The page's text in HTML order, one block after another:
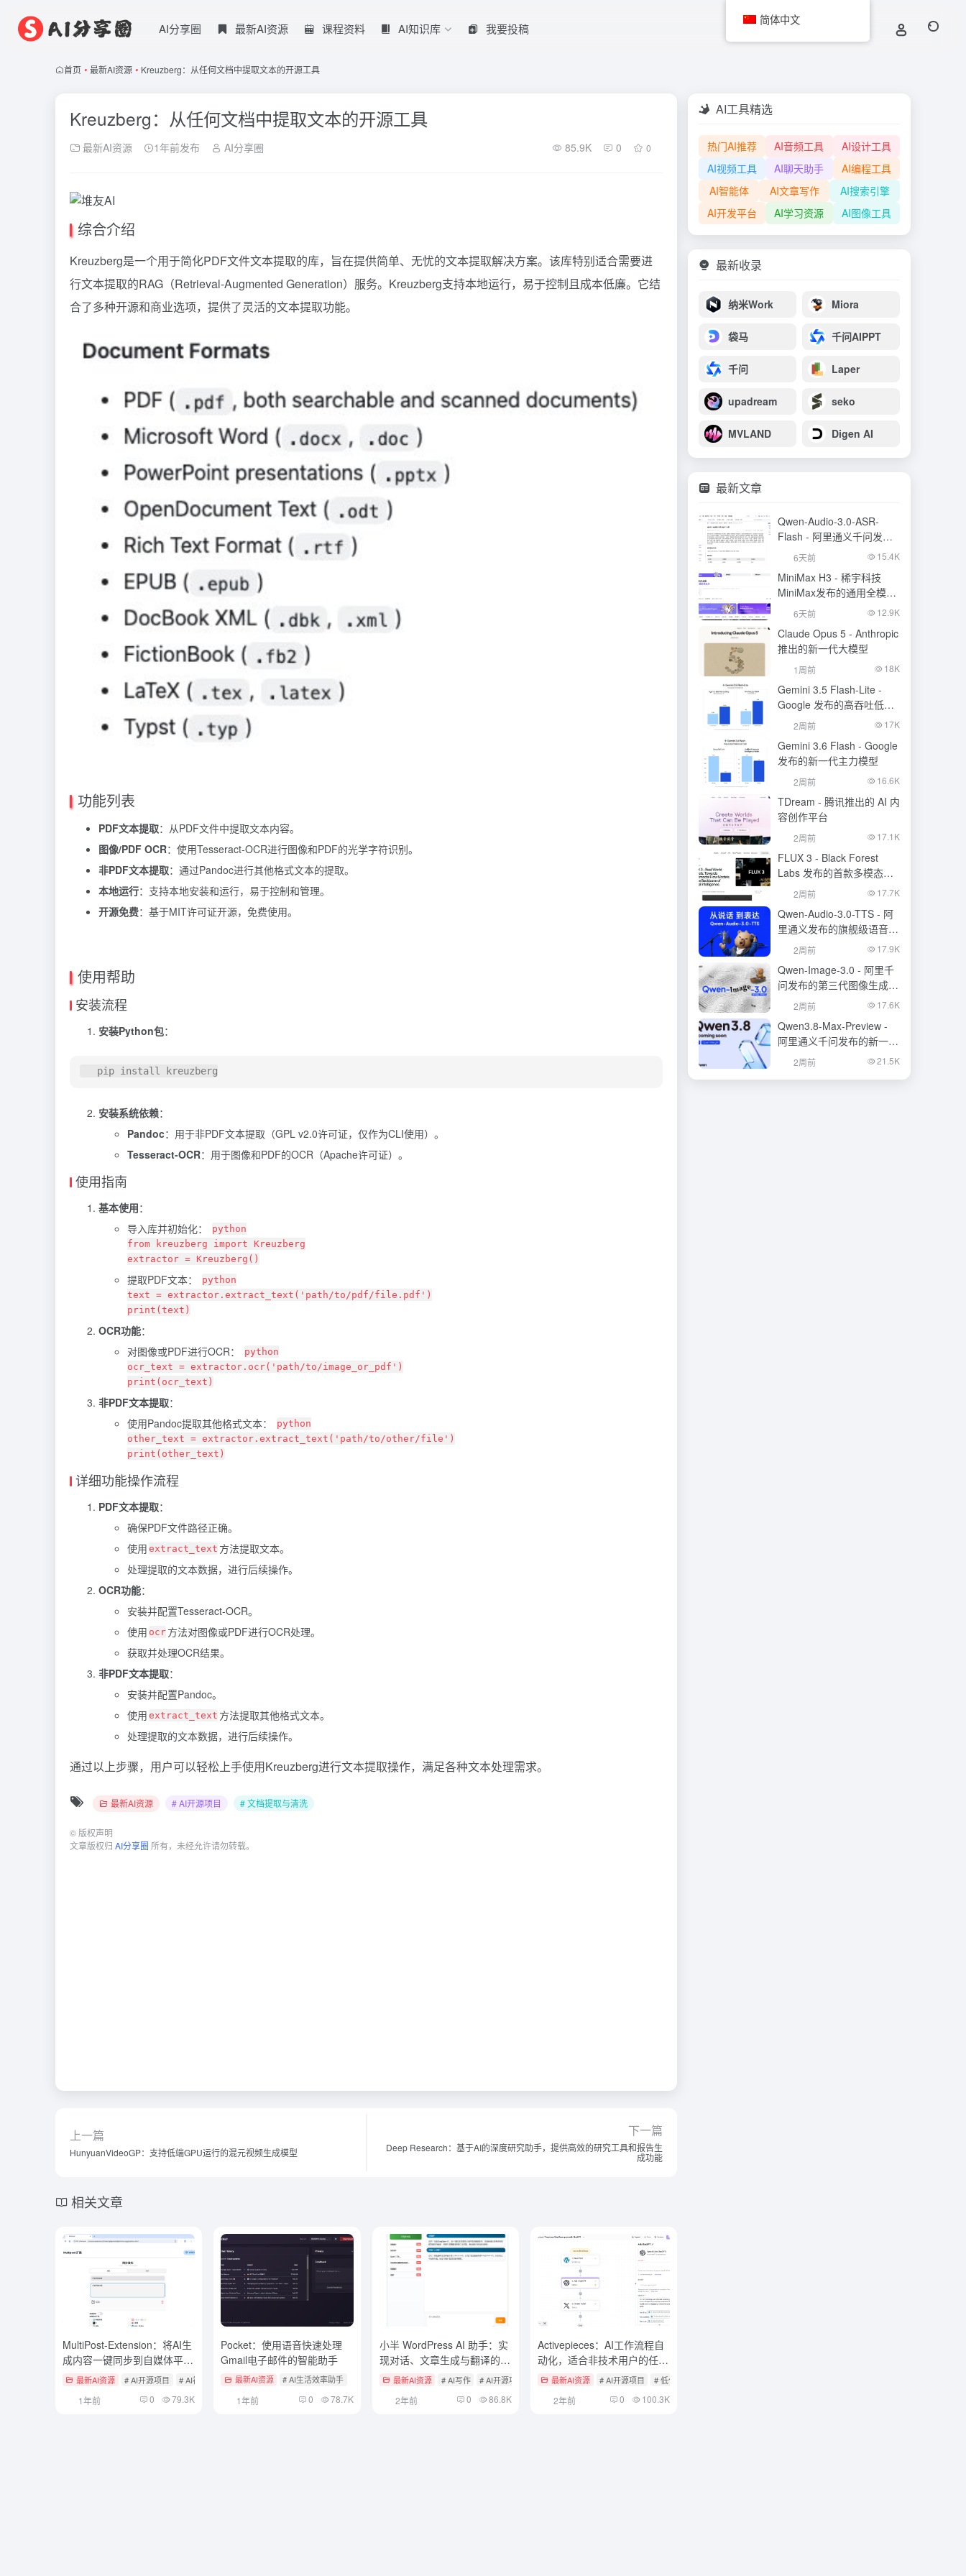
AI分享圈 最新AI资源 课程资料 AI知识库 我要投稿
首页 • 最新AI资源 • Kreuzberg：从任何文档中提取文本的开源工具
Kreuzberg：从任何文档中提取文本的开源工具
最新AI资源 1年前发布 AI分享圈 85.9K 0 0
综合介绍
Kreuzberg是一个用于简化PDF文件文本提取的库，旨在提供简单、无忧的文本提取解决方案。该库特别适合需要进
行文本提取的RAG（Retrieval-Augmented Generation）服务。Kreuzberg支持本地运行，易于控制且成本低廉。它结
合了多种开源和商业选项，提供了灵活的文本提取功能。
功能列表
PDF文本提取：从PDF文件中提取文本内容。
图像/PDF OCR：使用Tesseract-OCR进行图像和PDF的光学字符识别。
非PDF文本提取：通过Pandoc进行其他格式文本的提取。
本地运行：支持本地安装和运行，易于控制和管理。
开源免费：基于MIT许可证开源，免费使用。
使用帮助
安装流程
安装Python包：
安装系统依赖：
Pandoc：用于非PDF文本提取（GPL v2.0许可证，仅作为CLI使用）。
Tesseract-OCR：用于图像和PDF的OCR（Apache许可证）。
使用指南
基本使用：
导入库并初始化：
python
from kreuzberg import Kreuzberg
extractor = Kreuzberg()
提取PDF文本：
python
text = extractor.extract_text('path/to/pdf/file.pdf')
print(text)
OCR功能：
对图像或PDF进行OCR：
python
ocr_text = extractor.ocr('path/to/image_or_pdf')
print(ocr_text)
非PDF文本提取：
使用Pandoc提取其他格式文本：
python
other_text = extractor.extract_text('path/to/other/file')
print(other_text)
详细功能操作流程
PDF文本提取：
确保PDF文件路径正确。
使用 extract_text 方法提取文本。
处理提取的文本数据，进行后续操作。
OCR功能：
安装并配置Tesseract-OCR。
使用 ocr 方法对图像或PDF进行OCR处理。
获取并处理OCR结果。
非PDF文本提取：
安装并配置Pandoc。
使用 extract_text 方法提取其他格式文本。
处理提取的文本数据，进行后续操作。
通过以上步骤，用户可以轻松上手使用Kreuzberg进行文本提取操作，满足各种文本处理需求。
最新AI资源 # AI开源项目 # 文档提取与清洗
© 版权声明
文章版权归 AI分享圈 所有，未经允许请勿转载。
上一篇
HunyuanVideoGP：支持低端GPU运行的混元视频生成模型
下一篇
Deep Research：基于AI的深度研究助手，提供高效的研究工具和报告生
成功能
相关文章
MultiPost-Extension：将AI生
成内容一键同步到自媒体平台
的浏览器扩展
最新AI资源 # AI开源项目 # AI社交媒体
1年前 0 79.3K
Pocket：使用语音快速处理
Gmail电子邮件的智能助手
最新AI资源 # AI生活效率助手
1年前 0 78.7K
小半 WordPress AI 助手：实
现对话、文章生成与翻译的
WordPress AI助手插件
最新AI资源 # AI写作 # AI开源项目
2年前 0 86.8K
Activepieces：AI工作流程自
动化，适合非技术用户的任务
编排工具，开源Zapier替代品
最新AI资源 # AI开源项目 # 低代码工作流
2年前 0 100.3K
AI工具精选
热门AI推荐 AI音频工具
AI设计工具
AI视频工具
AI聊天助手
AI编程工具
AI智能体
AI文章写作
AI搜索引擎
AI开发平台
AI学习资源 AI图像工具
最新收录
纳米Work Miora
袋马 千问AIPPT
千问 Laper
upadream seko
MVLAND Digen AI
最新文章
Qwen-Audio-3.0-ASR-
Flash - 阿里通义千问发布
的语音识别大模型
6天前 15.4K
MiniMax H3 - 稀宇科技
MiniMax发布的通用全模态
生成模型
6天前 12.9K
Claude Opus 5 - Anthropic
推出的新一代大模型
1周前 18K
Gemini 3.5 Flash-Lite -
Google 发布的高吞吐低成
本模型
2周前 17K
Gemini 3.6 Flash - Google
发布的新一代主力模型
2周前 16.6K
TDream - 腾讯推出的 AI 内
容创作平台
2周前 17.1K
FLUX 3 - Black Forest
Labs 发布的首款多模态基
础模型
2周前 17.7K
Qwen-Audio-3.0-TTS - 阿
里通义发布的旗舰级语音合
成大模型
2周前 17.9K
Qwen-Image-3.0 - 阿里千
问发布的第三代图像生成基
础模型
2周前 17.6K
Qwen3.8-Max-Preview -
阿里通义千问发布的新一代
旗舰大模型
2周前 21.5K
简体中文